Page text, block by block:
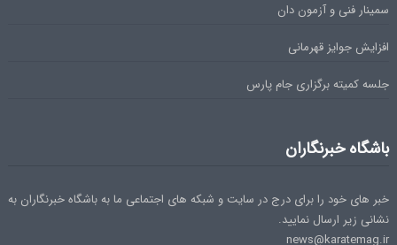
سمینار فنی و آزمون دان
افزایش جوایز قهرمانی
جلسه کمیته برگزاری جام پارس
باشگاه خبرنگاران
خبر های خود را برای درج در سایت و شبکه های اجتماعی ما به باشگاه خبرنگاران به
نشانی زیر ارسال نمایید.
news@karatemag.ir